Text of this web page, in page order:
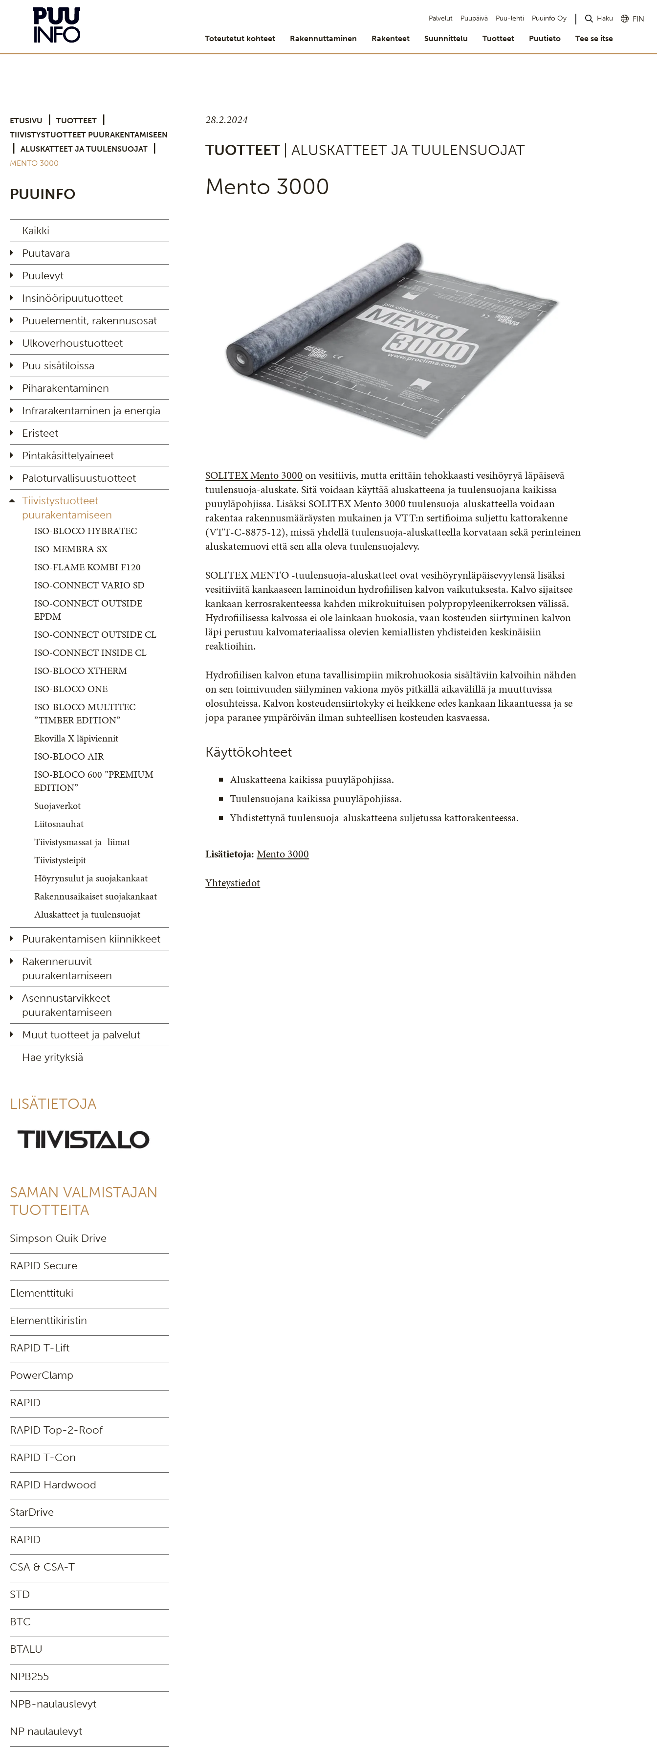
Palvelut Puupäivä Puu-lehti Puuinfo Oy Haku FIN
Toteutetut kohteet Rakennuttaminen Rakenteet Suunnittelu Tuotteet Puutieto Tee se itse
ETUSIVU TUOTTEET
TIIVISTYSTUOTTEET PUURAKENTAMISEEN
ALUSKATTEET JA TUULENSUOJAT
MENTO 3000
PUUINFO
Kaikki
Puutavara
Puulevyt
Insinööripuutuotteet
Puuelementit, rakennusosat
Ulkoverhoustuotteet
Puu sisätiloissa
Piharakentaminen
Infrarakentaminen ja energia
Eristeet
Pintakäsittelyaineet
Paloturvallisuustuotteet
Tiivistystuotteet
puurakentamiseen
ISO-BLOCO HYBRATEC
ISO-MEMBRA SX
ISO-FLAME KOMBI F120
ISO-CONNECT VARIO SD
ISO-CONNECT OUTSIDE
EPDM
ISO-CONNECT OUTSIDE CL
ISO-CONNECT INSIDE CL
ISO-BLOCO XTHERM
ISO-BLOCO ONE
ISO-BLOCO MULTITEC
”TIMBER EDITION”
Ekovilla X läpiviennit
ISO-BLOCO AIR
ISO-BLOCO 600 ”PREMIUM
EDITION”
Suojaverkot
Liitosnauhat
Tiivistysmassat ja -liimat
Tiivistysteipit
Höyrynsulut ja suojakankaat
Rakennusaikaiset suojakankaat
Aluskatteet ja tuulensuojat
Puurakentamisen kiinnikkeet
Rakenneruuvit
puurakentamiseen
Asennustarvikkeet
puurakentamiseen
Muut tuotteet ja palvelut
Hae yrityksiä
LISÄTIETOJA
SAMAN VALMISTAJAN
TUOTTEITA
Simpson Quik Drive
RAPID Secure
Elementtituki
Elementtikiristin
RAPID T-Lift
PowerClamp
RAPID
RAPID Top-2-Roof
RAPID T-Con
RAPID Hardwood
StarDrive
RAPID
CSA & CSA-T
STD
BTC
BTALU
NPB255
NPB-naulauslevyt
NP naulaulevyt
28.2.2024
TUOTTEET | ALUSKATTEET JA TUULENSUOJAT
Mento 3000
SOLITEX Mento 3000on vesitiivis, mutta erittäin tehokkaasti vesihöyryä läpäisevä
tuulensuoja-aluskate. Sitä voidaan käyttää aluskatteena ja tuulensuojana kaikissa
puuyläpohjissa. Lisäksi SOLITEX Mento 3000 tuulensuoja-aluskatteella voidaan
rakentaa rakennusmääräysten mukainen ja VTT:n sertifioima suljettu kattorakenne
(VTT-C-8875-12), missä yhdellä tuulensuoja-aluskatteella korvataan sekä perinteinen
aluskatemuovi että sen alla oleva tuulensuojalevy.
SOLITEX MENTO -tuulensuoja-aluskatteet ovat vesihöyrynläpäisevyytensä lisäksi
vesitiiviitä kankaaseen laminoidun hydrofiilisen kalvon vaikutuksesta. Kalvo sijaitsee
kankaan kerrosrakenteessa kahden mikrokuituisen polypropyleenikerroksen välissä.
Hydrofiilisessa kalvossa ei ole lainkaan huokosia, vaan kosteuden siirtyminen kalvon
läpi perustuu kalvomateriaalissa olevien kemiallisten yhdisteiden keskinäisiin
reaktioihin.
Hydrofiilisen kalvon etuna tavallisimpiin mikrohuokosia sisältäviin kalvoihin nähden
on sen toimivuuden säilyminen vakiona myös pitkällä aikavälillä ja muuttuvissa
olosuhteissa. Kalvon kosteudensiirtokyky ei heikkene edes kankaan likaantuessa ja se
jopa paranee ympäröivän ilman suhteellisen kosteuden kasvaessa.
Käyttökohteet
Aluskatteena kaikissa puuyläpohjissa.
Tuulensuojana kaikissa puuyläpohjissa.
Yhdistettynä tuulensuoja-aluskatteena suljetussa kattorakenteessa.
Lisätietoja: Mento 3000
Yhteystiedot